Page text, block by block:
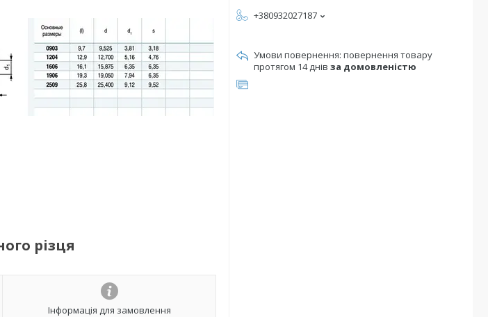
різця
Інформація для замовлення
+380932027187
повернення товару
протягом 14 днів за домовленістю